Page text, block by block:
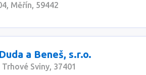
Měřín, 59442
a Beneš, s.r.o.
Sviny, 37401